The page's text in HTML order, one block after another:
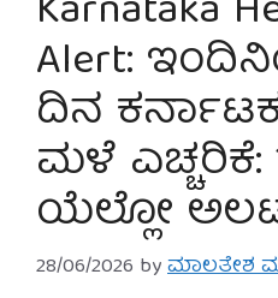
Alert:
ದಿನ
ಮಳೆ ಎಚ್ಚರಿಕೆ:
ಯೆಲ್ಲೋ
28/06/2026 byಮಾಲತೇಶ